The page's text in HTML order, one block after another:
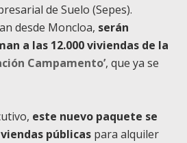
de Suelo (Sepes).
desde Moncloa, serán
a las 12.000 viviendas de la
Campamento’, que ya se
este nuevo paquete se
públicas para alquiler